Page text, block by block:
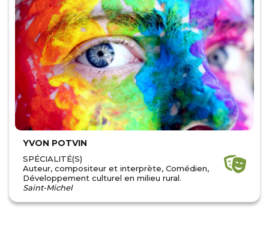
YVON POTVIN
SPÉCIALITÉ(S)
Auteur, compositeur et interprète, Comédien,
Développement culturel en milieu rural.
Saint-Michel